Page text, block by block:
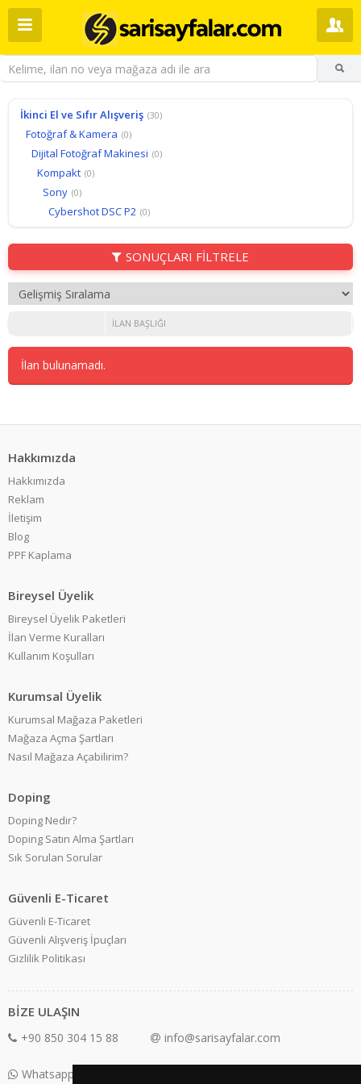
İkinci El ve Sıfır Alışveriş (30)
Fotoğraf & Kamera (0)
Dijital Fotoğraf Makinesi (0)
Kompakt (0)
Sony (0)
Cybershot DSC P2 (0)
SONUÇLARI FİLTRELE
İLAN BAŞLIĞI
İlan bulunamadı.
Hakkımızda
Hakkımızda
Reklam
İletişim
Blog
PPF Kaplama
Bireysel Üyelik
Bireysel Üyelik Paketleri
İlan Verme Kuralları
Kullanım Koşulları
Kurumsal Üyelik
Kurumsal Mağaza Paketleri
Mağaza Açma Şartları
Nasıl Mağaza Açabilirim?
Doping
Doping Nedir?
Doping Satın Alma Şartları
Sık Sorulan Sorular
Güvenli E-Ticaret
Güvenli E-Ticaret
Güvenli Alışveriş İpuçları
Gizlilik Politikası
BİZE ULAŞIN
+90 850 304 15 88 info@sarisayfalar.com
Whatsapp Destek: +90 850 304 15 88